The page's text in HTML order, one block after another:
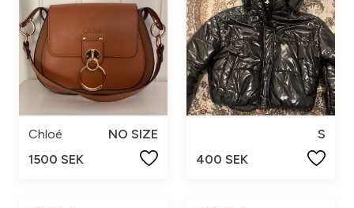
Chloé
NO SIZE
1500 SEK
S
400 SEK